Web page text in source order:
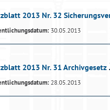
2013 Nr. 32
30.05.2013
2013 Nr. 31 Archivgesetz
28.05.2013